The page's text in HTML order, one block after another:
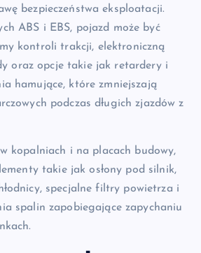
bezpieczeństwa eksploatacji.
ABS i EBS, pojazd może być
kontroli trakcji, elektroniczną
oraz opcje takie jak retardery i
hamujące, które zmniejszają
podczas długich zjazdów z
kopalniach i na placach budowy,
takie jak osłony pod silnik,
specjalne filtry powietrza i
spalin zapobiegające zapychaniu